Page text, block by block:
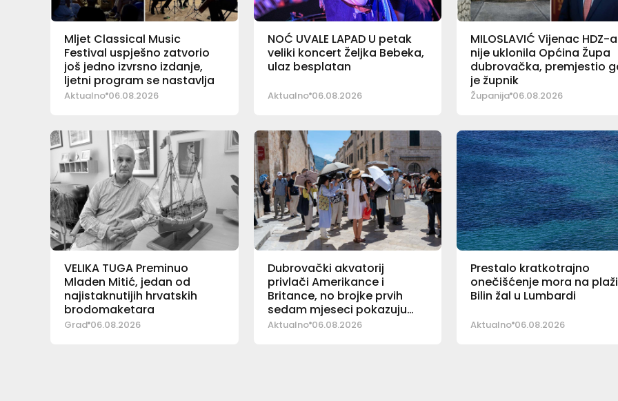
Mljet Classical Music
Festival uspješno zatvorio
još jedno izvrsno izdanje,
ljetni program se nastavlja
Aktualno 06.08.2026
NOĆ UVALE LAPAD U petak
veliki koncert Željka Bebeka,
ulaz besplatan
Aktualno 06.08.2026
MILOSLAVIĆ Vijenac HDZ-a
nije uklonila Općina Župa
dubrovačka, premjestio
je župnik
Županija 06.08.2026
VELIKA TUGA Preminuo
Mladen Mitić, jedan od
najistaknutijih hrvatskih
brodomaketara
Grad 06.08.2026
Dubrovački akvatorij
privlači Amerikance i
Britance, no brojke prvih
sedam mjeseci pokazuju
pad
Aktualno 06.08.2026
Prestalo kratkotrajno
onečišćenje mora na plaži
Bilin žal u Lumbardi
Aktualno 06.08.2026